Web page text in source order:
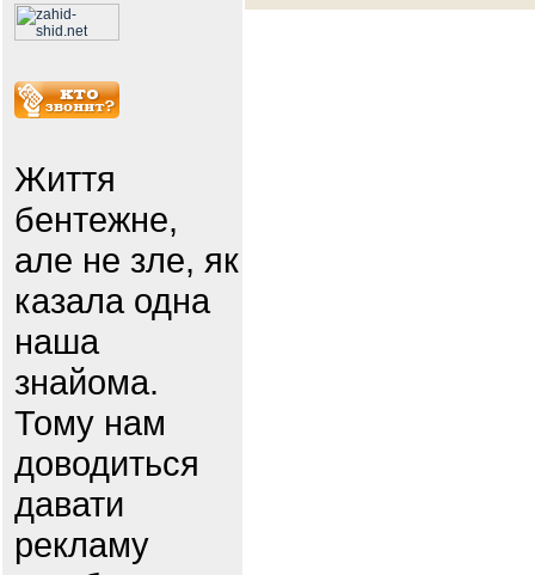
Життя
бентежне,
але не зле, як
казала одна
наша
знайома.
Тому нам
доводиться
давати
рекламу